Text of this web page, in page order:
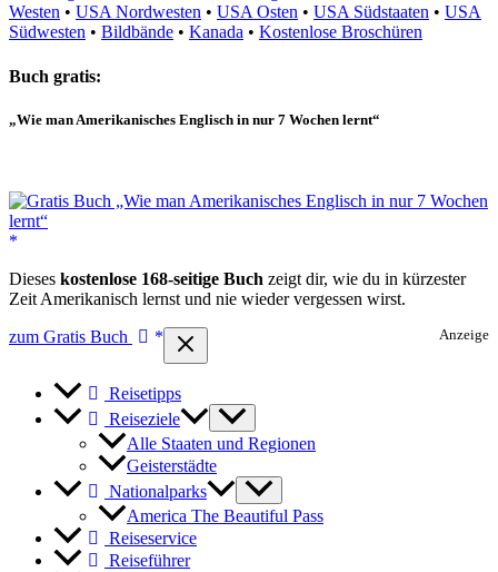
Westen • USA Nordwesten • USA Osten • USA Südstaaten • USA
Südwesten • Bildbände • Kanada • Kostenlose Broschüren
Buch gratis:
„Wie man Amerikanisches Englisch in nur 7 Wochen lernt“
Dieses kostenlose 168-seitige Buch zeigt dir, wie du in kürzester
Zeit Amerikanisch lernst und nie wieder vergessen wirst.
zum Gratis Buch
Anzeige
Reisetipps
Reiseziele
Alle Staaten und Regionen
Geisterstädte
Nationalparks
America The Beautiful Pass
Reiseservice
Reiseführer